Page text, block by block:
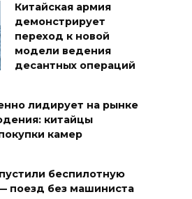
Китайская армия
демонстрирует
переход к новой
модели ведения
десантных операций
лидирует на рынке
китайцы
камер
беспилотную
поезд без машиниста